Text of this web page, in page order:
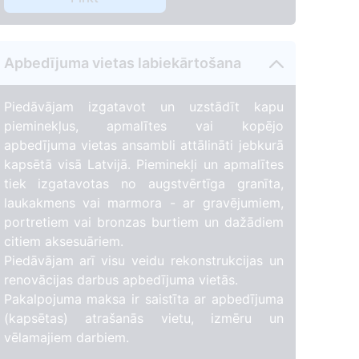
Apbedījuma vietas labiekārtošana
Piedāvājam izgatavot un uzstādīt kapu
pieminekļus, apmalītes vai kopējo
apbedījuma vietas ansambli attālināti jebkurā
kapsētā visā Latvijā. Pieminekļi un apmalītes
tiek izgatavotas no augstvērtīga granīta,
laukakmens vai marmora - ar gravējumiem,
portretiem vai bronzas burtiem un dažādiem
citiem aksesuāriem.
Piedāvājam arī visu veidu rekonstrukcijas un
renovācijas darbus apbedījuma vietās.
Pakalpojuma maksa ir saistīta ar apbedījuma
(kapsētas) atrašanās vietu, izmēru un
vēlamajiem darbiem.